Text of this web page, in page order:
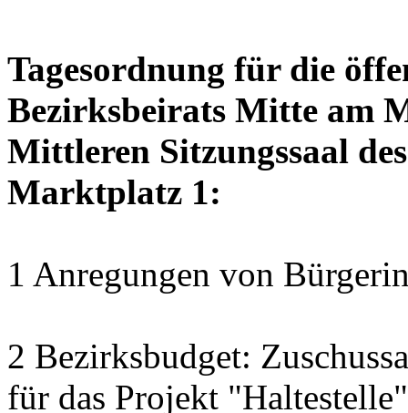
Tagesordnung für die
Bezirksbeirats Mitte am
Mittleren Sitzungssaal
Marktplatz 1:
1 Anregungen von
2 Bezirksbudget:
für das Projekt "Haltestelle"